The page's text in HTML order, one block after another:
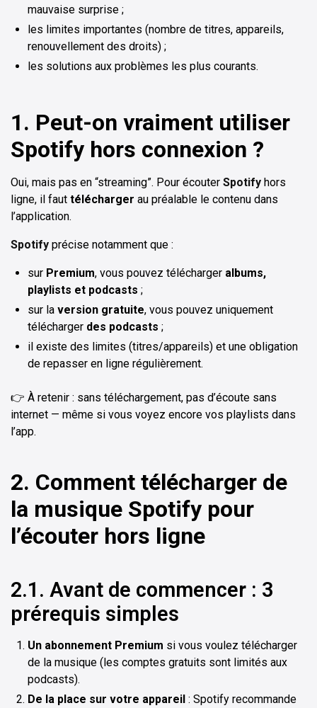
mauvaise surprise ;
les limites importantes (nombre de titres, appareils,
renouvellement des droits) ;
les solutions aux problèmes les plus courants.
1. Peut-on vraiment utiliser
Spotify hors connexion ?
Oui, mais pas en “streaming”. Pour écouter Spotify hors
ligne, il faut télécharger au préalable le contenu dans
l’application.
Spotify précise notamment que :
sur Premium, vous pouvez télécharger albums,
playlists et podcasts ;
sur la version gratuite, vous pouvez uniquement
télécharger des podcasts ;
il existe des limites (titres/appareils) et une obligation
de repasser en ligne régulièrement.
👉 À retenir : sans téléchargement, pas d’écoute sans
internet — même si vous voyez encore vos playlists dans
l’app.
2. Comment télécharger de
la musique Spotify pour
l’écouter hors ligne
2.1. Avant de commencer : 3
prérequis simples
Un abonnement Premium si vous voulez télécharger
de la musique (les comptes gratuits sont limités aux
podcasts).
De la place sur votre appareil : Spotify recommande